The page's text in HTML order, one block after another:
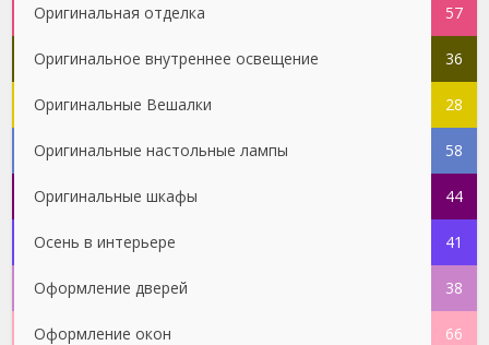
Оригинальная отделка 57
Оригинальное внутреннее освещение 36
Оригинальные Вешалки 28
Оригинальные настольные лампы 58
Оригинальные шкафы 44
Осень в интерьере 41
Оформление дверей 38
Оформление окон 66